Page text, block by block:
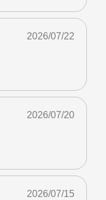
2026/07/22
2026/07/20
2026/07/15